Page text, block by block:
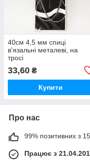
40см 4,5 мм спиці
в'язальні металеві, на
тросі
33,60 ₴
Купити
Про нас
99% позитивних з
Працює з